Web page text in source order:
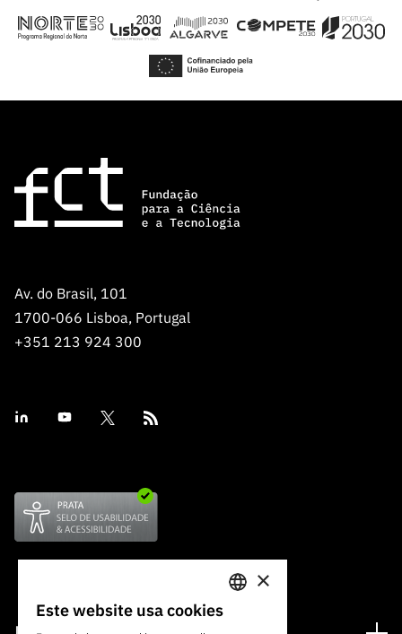
Av. do Brasil, 101
1700-066 Lisboa, Portugal
+351 213 924 300
PORTUGUESE
×
Este website usa cookies